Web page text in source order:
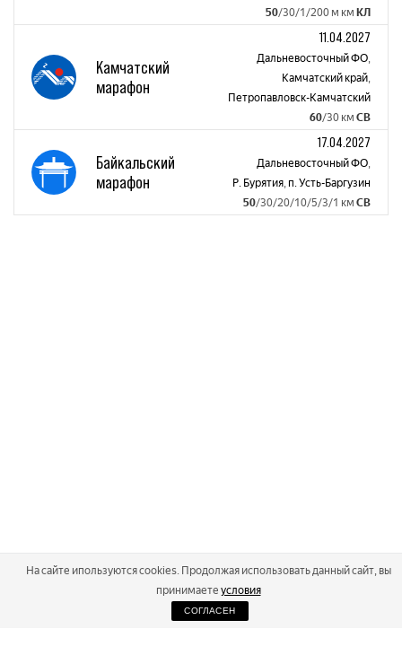
50/30/1/200 м км КЛ
Камчатский
марафон
11.04.2027
Дальневосточный ФО,
Камчатский край,
Петропавловск-Камчатский
60/30 км СВ
Байкальский
марафон
17.04.2027
Дальневосточный ФО,
Р. Бурятия, п. Усть-Баргузин
50/30/20/10/5/3/1 км СВ
2026
На сайте ипользуются cookies. Продолжая использовать данный сайт, вы
принимаете условия
СОГЛАСЕН